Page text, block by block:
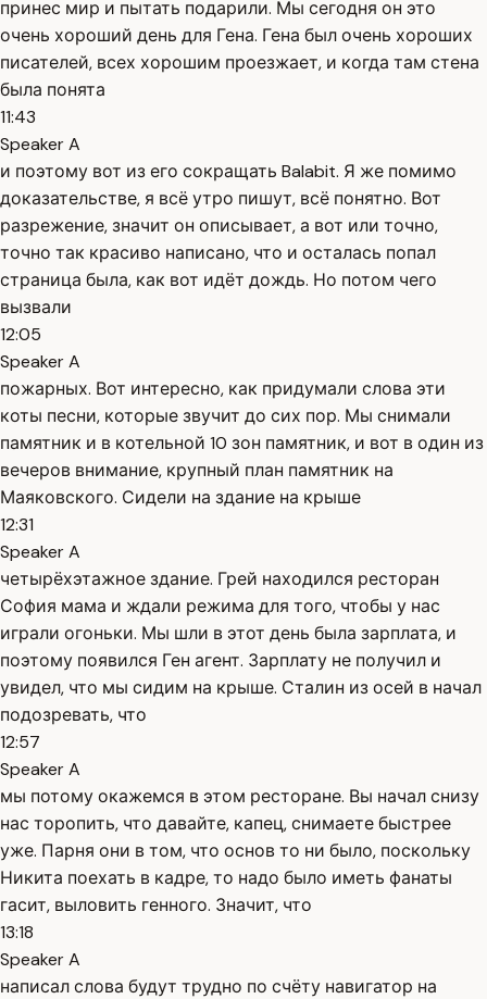
принес мир и пытать подарили. Мы сегодня он это
очень хороший день для Гена. Гена был очень хороших
писателей, всех хорошим проезжает, и когда там стена
была понята
11:43
Speaker A
и поэтому вот из его сокращать Balabit. Я же помимо
доказательстве, я всё утро пишут, всё понятно. Вот
разрежение, значит он описывает, а вот или точно,
точно так красиво написано, что и осталась попал
страница была, как вот идёт дождь. Но потом чего
вызвали
12:05
Speaker A
пожарных. Вот интересно, как придумали слова эти
коты песни, которые звучит до сих пор. Мы снимали
памятник и в котельной 10 зон памятник, и вот в один из
вечеров внимание, крупный план памятник на
Маяковского. Сидели на здание на крыше
12:31
Speaker A
четырёхэтажное здание. Грей находился ресторан
София мама и ждали режима для того, чтобы у нас
играли огоньки. Мы шли в этот день была зарплата, и
поэтому появился Ген агент. Зарплату не получил и
увидел, что мы сидим на крыше. Сталин из осей в начал
подозревать, что
12:57
Speaker A
мы потому окажемся в этом ресторане. Вы начал снизу
нас торопить, что давайте, капец, снимаете быстрее
уже. Парня они в том, что основ то ни было, поскольку
Никита поехать в кадре, то надо было иметь фанаты
гасит, выловить генного. Значит, что
13:18
Speaker A
написал слова будут трудно по счёту навигатор на